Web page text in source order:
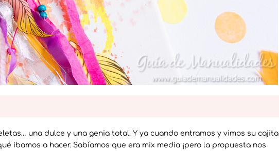
una dulce y una genia total. Y ya cuando entramos y vimos su cajita
ibamos a hacer. Sabíamos que era mix media ¡pero la propuesta nos